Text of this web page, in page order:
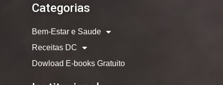
Categorias
Bem-Estar e Saude
Receitas DC
Dowload E-books Gratuito